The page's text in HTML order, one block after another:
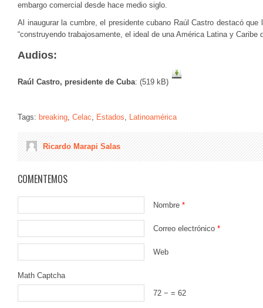
embargo comercial desde hace medio siglo.
Al inaugurar la cumbre, el presidente cubano Raúl Castro destacó
“construyendo trabajosamente, el ideal de una América Latina y Caribe
Audios:
Raúl Castro, presidente de Cuba: (519 kB)
Tags: breaking, Celac, Estados, Latinoamérica
Ricardo Marapi Salas
COMENTEMOS
Nombre *
Correo electrónico *
Web
Math Captcha
72 − = 62